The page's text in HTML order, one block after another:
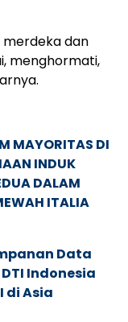
merdeka dan
menghormati,
MAYORITAS DI
INDUK
DALAM
ITALIA
Data
Indonesia
di Asia